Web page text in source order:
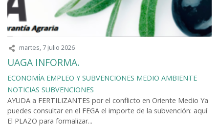
martes, 7 julio 2026
UAGA INFORMA.
ECONOMÍA EMPLEO Y SUBVENCIONES MEDIO AMBIENTE
NOTICIAS SUBVENCIONES
AYUDA a FERTILIZANTES por el conflicto en Oriente Medio Ya
puedes consultar en el FEGA el importe de la subvención: aquí
El PLAZO para formalizar...